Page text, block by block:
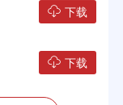
下载
下载